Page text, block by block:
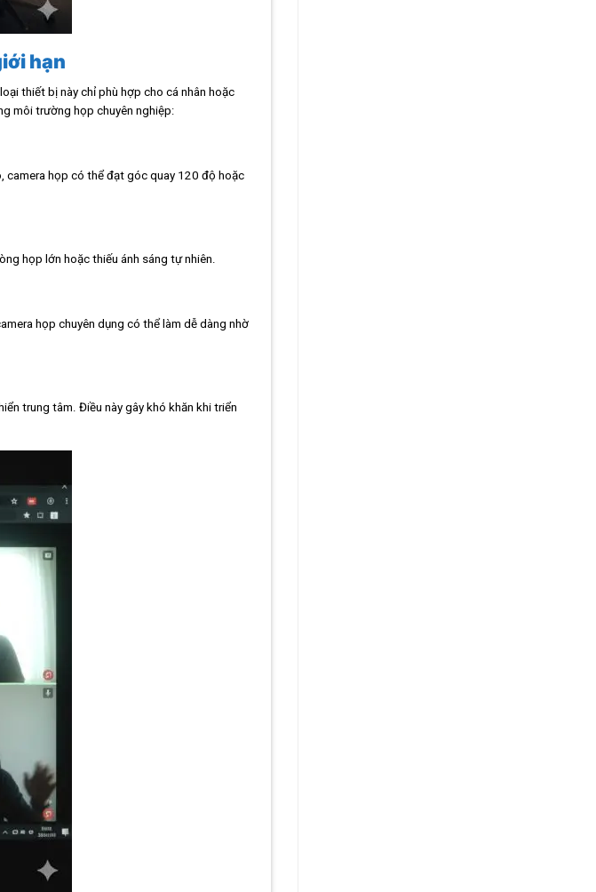
hạn
thiết bị này chỉ phù hợp cho cá nhân hoặc
môi trường họp chuyên nghiệp:
họp có thể đạt góc quay 120 độ hoặc
họp lớn hoặc thiếu ánh sáng tự nhiên.
họp chuyên dụng có thể làm dễ dàng nhờ
trung tâm. Điều này gây khó khăn khi triển